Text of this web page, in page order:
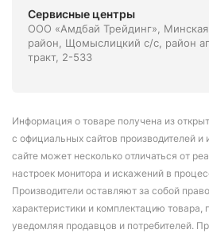
Сервисные центры
ООО «Амдбай Трейдинг»,
район, Щомыслицкий с/с, район
тракт, 2-533
Информация о товаре получена из
с официальных сайтов производителей и
сайте может несколько отличаться от
настроек монитора и искажений в
Производители оставляют за собой
характеристики и комплектацию товара,
уведомляя продавцов и потребителей.